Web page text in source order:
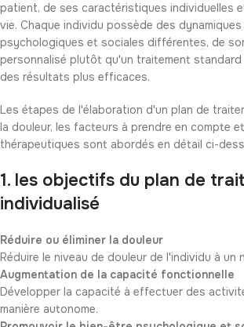
patient, de ses caractéristiques individuelles
vie. Chaque individu possède des
psychologiques et sociales différentes, de
personnalisé plutôt qu'un traitement
des résultats plus efficaces.
Les étapes de l'élaboration d'un plan de
la douleur, les facteurs à prendre en compte
thérapeutiques sont abordés en détail ci-
1. les objectifs du plan de
individualisé
Réduire ou éliminer la douleur
Réduire le niveau de douleur de l'individu à un
Augmentation de la capacité fonctionnelle
Développer la capacité à effectuer des
manière autonome.